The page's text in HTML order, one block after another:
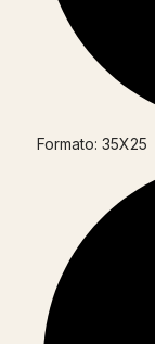
Formato: 35X25